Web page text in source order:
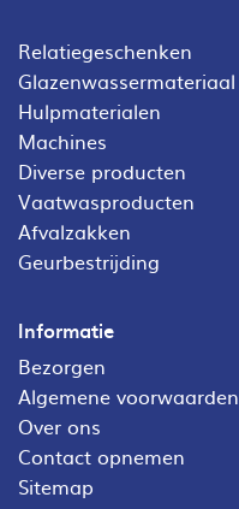
Relatiegeschenken
Glazenwassermateriaal
Hulpmaterialen
Machines
Diverse producten
Vaatwasproducten
Afvalzakken
Geurbestrijding
Informatie
Bezorgen
Algemene voorwaarden
Over ons
Contact opnemen
Sitemap